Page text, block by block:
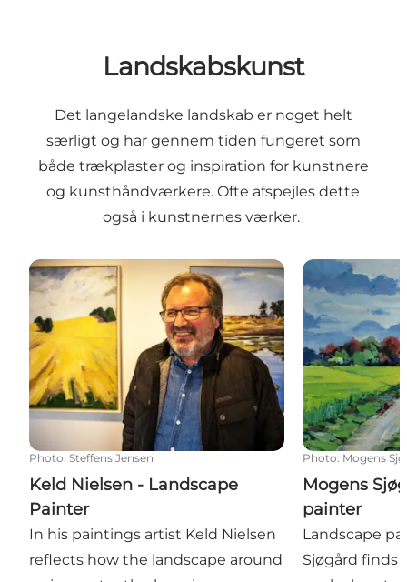
Landskabskunst
Det langelandske landskab er noget helt
særligt og har gennem tiden fungeret som
både trækplaster og inspiration for kunstnere
og kunsthåndværkere. Ofte afspejles dette
også i kunstnernes værker.
Keld Nielsen - Landscape Painter
Photo: Steffens Jensen
Keld Nielsen - Landscape
Painter
In his paintings artist Keld Nielsen
reflects how the landscape around
Mogens
Photo: Mogens
Mogens
painter
Landscape
Sjøgård finds